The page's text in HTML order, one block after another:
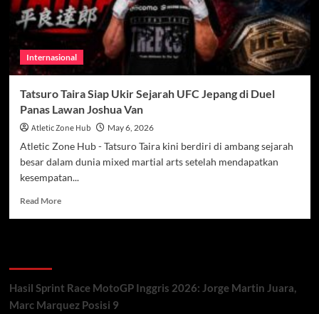
Internasional
Tatsuro Taira Siap Ukir Sejarah UFC Jepang di Duel
Panas Lawan Joshua Van
Atletic Zone Hub May 6, 2026
Atletic Zone Hub - Tatsuro Taira kini berdiri di ambang sejarah
besar dalam dunia mixed martial arts setelah mendapatkan
kesempatan...
Read MoreRead
Sejarah
UFC
Hasil Sprint Race MotoGP Inggris 2026: Jorge Martin Juara,
Marc Marquez Posisi 9